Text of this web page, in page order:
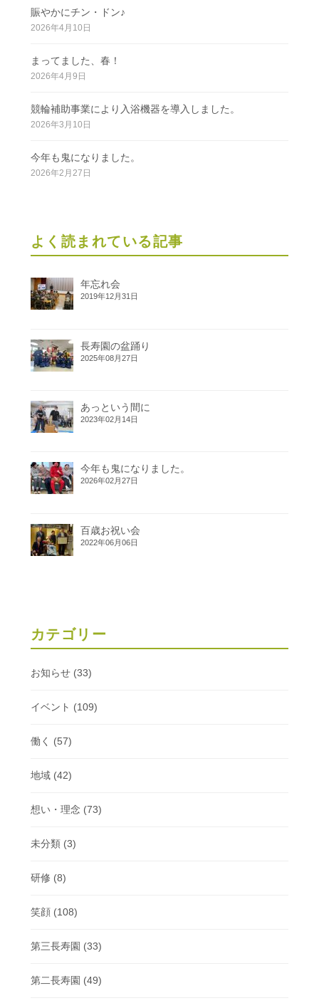
賑やかにチン・ドン♪
2026年4月10日
まってました、春！
2026年4月9日
競輪補助事業により入浴機器を導入しました。
2026年3月10日
今年も鬼になりました。
2026年2月27日
よく読まれている記事
年忘れ会
2019年12月31日
長寿園の盆踊り
2025年08月27日
あっという間に
2023年02月14日
今年も鬼になりました。
2026年02月27日
百歳お祝い会
2022年06月06日
カテゴリー
お知らせ(33)
イベント (109)
働く (57)
地域(42)
想い・理念 (73)
未分類(3)
研修 (8)
笑顔(108)
第三長寿園 (33)
第二長寿園 (49)